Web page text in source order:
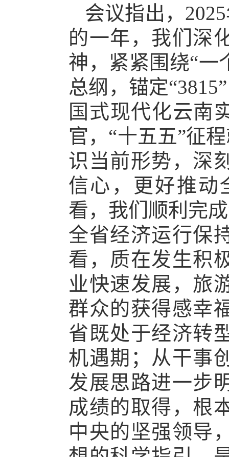
会议指出，
的一年，我们深
神，紧紧围绕“一
总纲，锚定
国式现代化云南
官，“十五五”征
识当前形势，深
信心，更好推动
看，我们顺利完
全省经济运行保
看，质在发生积
业快速发展，旅
群众的获得感幸
省既处于经济转
机遇期；从干事
发展思路进一步
成绩的取得，根
中央的坚强领导